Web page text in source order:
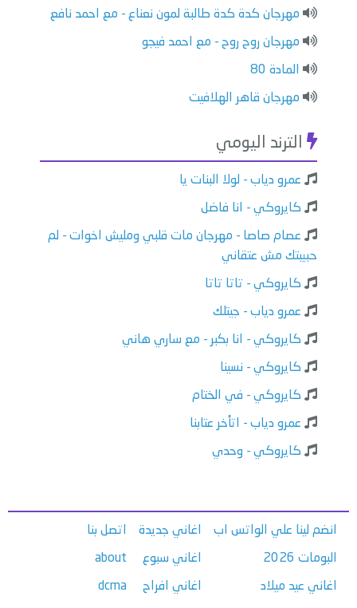
مهرجان كدة كدة طالبة لمون نعناع - مع احمد نافع
مهرجان روح روح - مع احمد فيجو
المادة 80
مهرجان قاهر الهلافيت
الترند اليومي
عمرو دياب - لولا البنات يا
كايروكي - انا فاضل
عصام صاصا - مهرجان مات قلبي ومليش اخوات - لم
حبيبتك مش عتقاني
كايروكي - تاتا تاتا
عمرو دياب - جيتلك
كايروكي - انا بكبر - مع ساري هاني
كايروكي - نسينا
كايروكي - في الختام
عمرو دياب - اتأخر عتابنا
كايروكي - وحدي
انضم لينا علي الواتس اب
البومات 2026
اغاني عيد ميلاد
اغاني جديدة
اغاني سبوع
اغاني افراح
اتصل بنا
about
dcma